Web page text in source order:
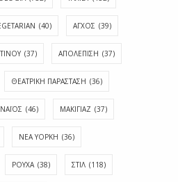
(40) ΑΓΧΟΣ (39)
(37) ΑΠΟΛΈΠΙΣΗ (37)
ΘΕΑΤΡΙΚΗ ΠΑΡΑΣΤΑΣΗ (36)
(46) ΜΑΚΙΓΙΑΖ (37)
ΝΕΑ ΥΟΡΚΗ (36)
ΡΟΥΧΑ (38) ΣΤΙΛ (118)